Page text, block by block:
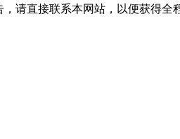
请直接联系本网站，以便获得全